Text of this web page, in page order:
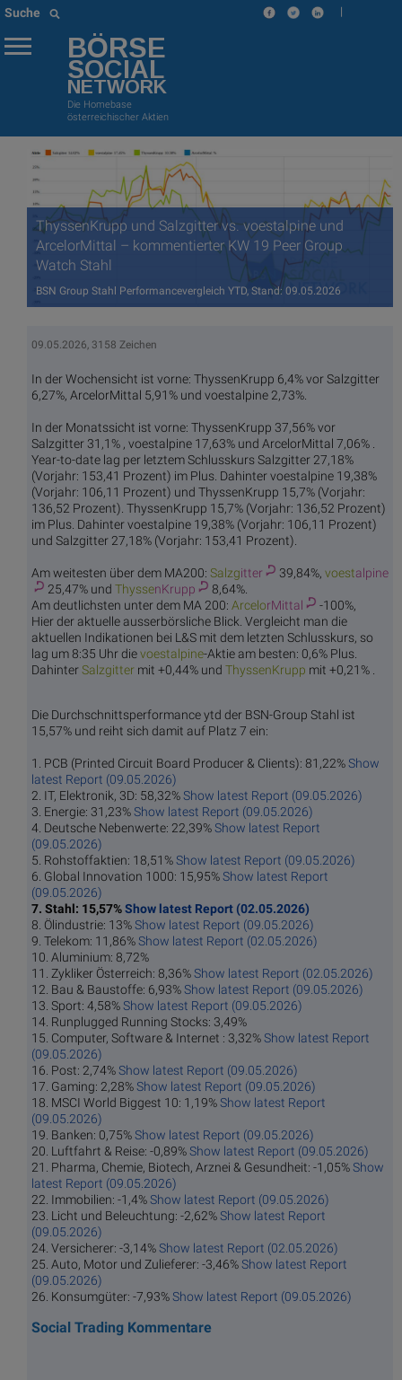
Suche |
BÖRSE
SOCIAL
NETWORK
Die Homebase
österreichischer Aktien
ThyssenKrupp und Salzgitter vs. voestalpine und
ArcelorMittal – kommentierter KW 19 Peer Group
Watch Stahl
BSN Group Stahl Performancevergleich YTD, Stand: 09.05.2026
09.05.2026, 3158 Zeichen
In der Wochensicht ist vorne: ThyssenKrupp 6,4% vor Salzgitter
6,27%, ArcelorMittal 5,91% und voestalpine 2,73%.
In der Monatssicht ist vorne: ThyssenKrupp 37,56% vor
Salzgitter 31,1% , voestalpine 17,63% und ArcelorMittal 7,06% .
Year-to-date lag per letztem Schlusskurs Salzgitter 27,18%
(Vorjahr: 153,41 Prozent) im Plus. Dahinter voestalpine 19,38%
(Vorjahr: 106,11 Prozent) und ThyssenKrupp 15,7% (Vorjahr:
136,52 Prozent). ThyssenKrupp 15,7% (Vorjahr: 136,52 Prozent)
im Plus. Dahinter voestalpine 19,38% (Vorjahr: 106,11 Prozent)
und Salzgitter 27,18% (Vorjahr: 153,41 Prozent).
Am weitesten über dem MA200: Salzgitter 39,84%, voestalpine
25,47% und ThyssenKrupp
8,64%.
Am deutlichsten unter dem MA 200: ArcelorMittal
-100%,
Hier der aktuelle ausserbörsliche Blick. Vergleicht man die
aktuellen Indikationen bei L&S mit dem letzten Schlusskurs, so
lag um 8:35 Uhr dievoestalpine-Aktie am besten: 0,6% Plus.
DahinterSalzgitter mit +0,44% und ThyssenKrupp mit +0,21% .
Die Durchschnittsperformance ytd der BSN-Group Stahl ist
15,57% und reiht sich damit auf Platz 7 ein:
1. PCB (Printed Circuit Board Producer & Clients): 81,22%Show
latest Report (09.05.2026)
2. IT, Elektronik, 3D: 58,32%Show latest Report (09.05.2026)
3. Energie: 31,23%Show latest Report (09.05.2026)
4. Deutsche Nebenwerte: 22,39%Show latest Report
(09.05.2026)
5. Rohstoffaktien: 18,51%Show latest Report (09.05.2026)
6. Global Innovation 1000: 15,95%Show latest Report
(09.05.2026)
7. Stahl: 15,57%Show latest Report (02.05.2026)
8. Ölindustrie: 13%Show latest Report (09.05.2026)
9. Telekom: 11,86%Show latest Report (02.05.2026)
10. Aluminium: 8,72%
11. Zykliker Österreich: 8,36%Show latest Report (02.05.2026)
12. Bau & Baustoffe: 6,93%Show latest Report (09.05.2026)
13. Sport: 4,58%Show latest Report (09.05.2026)
14. Runplugged Running Stocks: 3,49%
15. Computer, Software & Internet : 3,32%Show latest Report
(09.05.2026)
16. Post: 2,74%Show latest Report (09.05.2026)
17. Gaming: 2,28%Show latest Report (09.05.2026)
18. MSCI World Biggest 10: 1,19%Show latest Report
(09.05.2026)
19. Banken: 0,75%Show latest Report (09.05.2026)
20. Luftfahrt & Reise: -0,89%Show latest Report (09.05.2026)
21. Pharma, Chemie, Biotech, Arznei & Gesundheit: -1,05%Show
latest Report (09.05.2026)
22. Immobilien: -1,4%Show latest Report (09.05.2026)
23. Licht und Beleuchtung: -2,62%Show latest Report
(09.05.2026)
24. Versicherer: -3,14%Show latest Report (02.05.2026)
25. Auto, Motor und Zulieferer: -3,46%Show latest Report
(09.05.2026)
26. Konsumgüter: -7,93%Show latest Report (09.05.2026)
Social Trading Kommentare